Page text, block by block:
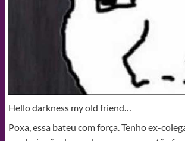
Hello darkness my old friend…
Poxa, essa bateu com força. Tenho ex-